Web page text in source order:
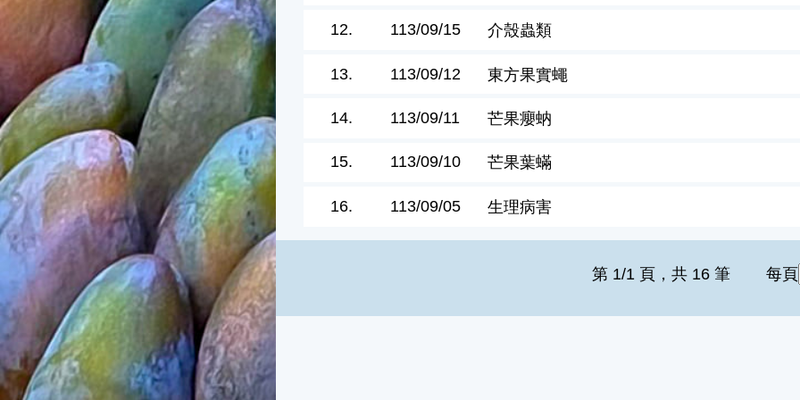
12. 113/09/15 介殼蟲類
13. 113/09/12 東方果實蠅
14. 113/09/11 芒果癭蚋
15. 113/09/10 芒果葉蟎
16. 113/09/05 生理病害
第 1/1 頁，共 16 筆 每頁